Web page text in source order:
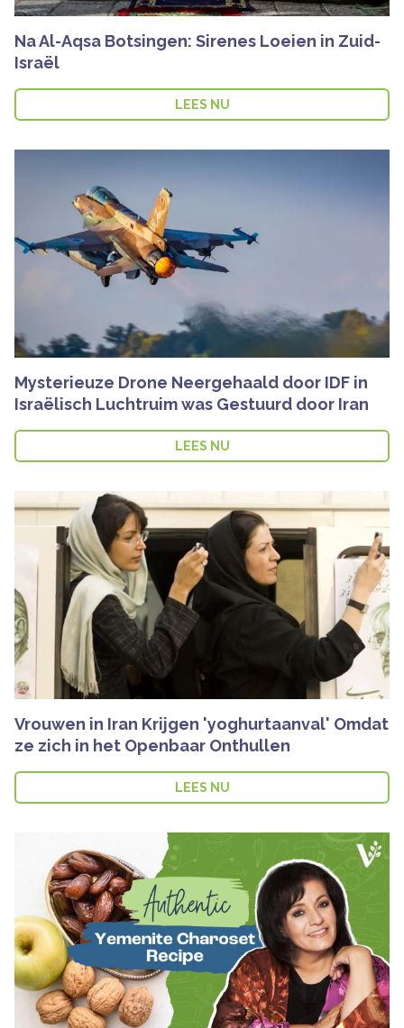
Na Al-Aqsa Botsingen: Sirenes Loeien in Zuid-
Israël
LEES NU
Mysterieuze Drone Neergehaald door IDF in
Israëlisch Luchtruim was Gestuurd door Iran
LEES NU
Vrouwen in Iran Krijgen 'yoghurtaanval' Omdat
ze zich in het Openbaar Onthullen
LEES NU